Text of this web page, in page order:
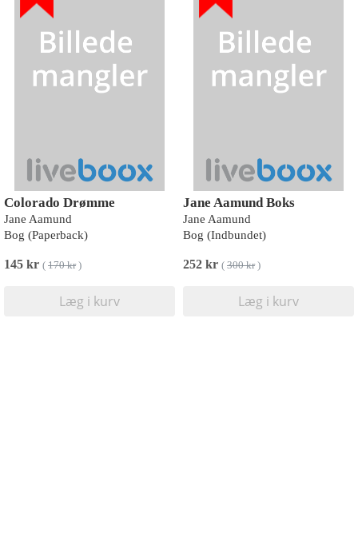
Colorado Drømme
Jane Aamund
Bog (Paperback)
145 kr ( 170 kr)
Læg i kurv
Jane Aamund Boks
Jane Aamund
Bog (Indbundet)
252 kr ( 300 kr)
Læg i kurv